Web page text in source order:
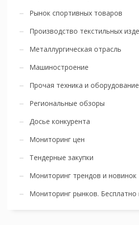
Рынок спортивных товаров
Производство текстильных
Металлургическая отрасль
Машиностроение
Прочая техника и оборудование
Региональные обзоры
Досье конкурента
Мониторинг цен
Тендерные закупки
Мониторинг трендов и новинок
Мониторинг рынков. Бесплатно